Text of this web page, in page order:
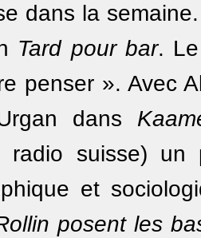
dans la
Tard pour bar.
penser ». Avec
dans
radio suisse)
et
posent les